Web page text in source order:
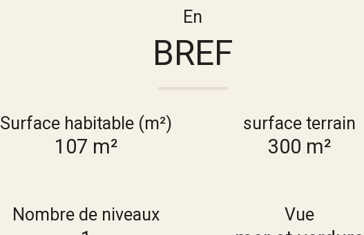
En
BREF
Surface habitable (m²)
107 m²
surface terrain
300 m²
Nombre de niveaux Vue